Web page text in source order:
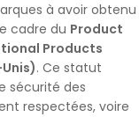
à avoir obtenu
cadre du Product
Products
. Ce statut
sécurité des
respectées, voire